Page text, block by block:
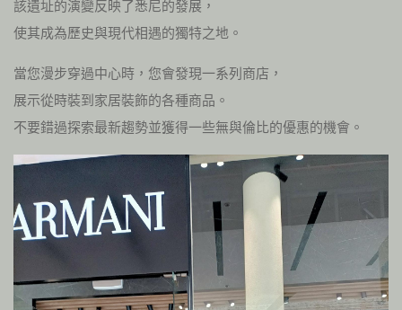
該遺址的演變反映了悉尼的發展，
使其成為歷史與現代相遇的獨特之地。
當您漫步穿過中心時，您會發現一系列商店，
展示從時裝到家居裝飾的各種商品。
不要錯過探索最新趨勢並獲得一些無與倫比的優惠的機會。